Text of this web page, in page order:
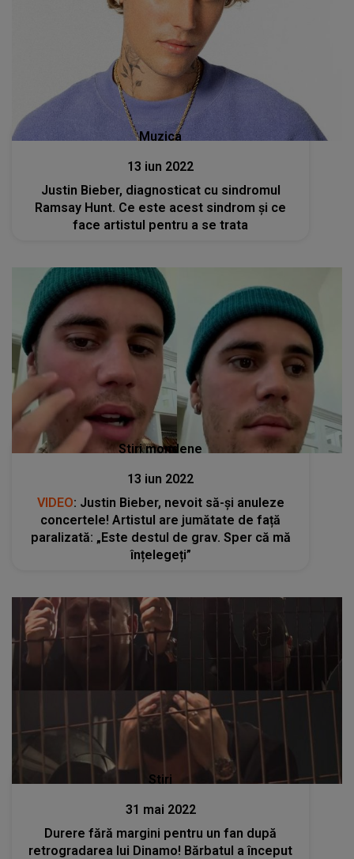
Muzica
13 iun 2022
Justin Bieber, diagnosticat cu sindromul
Ramsay Hunt. Ce este acest sindrom și ce
face artistul pentru a se trata
Stiri mondene
13 iun 2022
VIDEO: Justin Bieber, nevoit să-și anuleze
concertele! Artistul are jumătate de față
paralizată: „Este destul de grav. Sper că mă
înțelegeți”
Stiri
31 mai 2022
Durere fără margini pentru un fan după
retrogradarea lui Dinamo! Bărbatul a început